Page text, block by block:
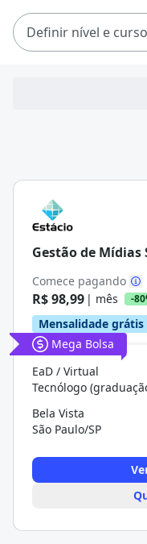
Definir nível e curso
Gestão de Mídias
Comece pagando
R$ 98,99 | mês -
Mensalidade grátis
Mega Bolsa
EaD / Virtual
Tecnólogo
Bela Vista
São Paulo/SP